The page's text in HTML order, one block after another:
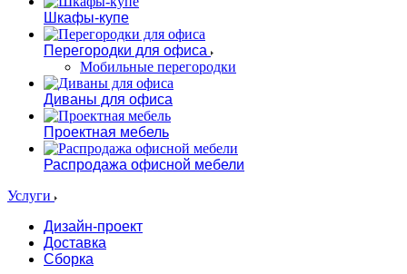
Шкафы-купе
Перегородки для офиса
Мобильные перегородки
Диваны для офиса
Проектная мебель
Распродажа офисной мебели
Услуги
Дизайн-проект
Доставка
Сборка